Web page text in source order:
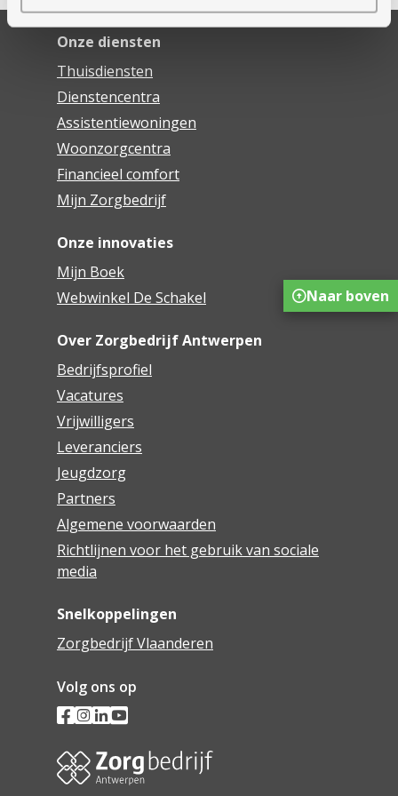
Onze diensten
Thuisdiensten
Dienstencentra
Assistentiewoningen
Woonzorgcentra
Financieel comfort
Mijn Zorgbedrijf
Onze innovaties
Mijn Boek
Webwinkel De Schakel
Over Zorgbedrijf Antwerpen
Bedrijfsprofiel
Vacatures
Vrijwilligers
Leveranciers
Jeugdzorg
Partners
Algemene voorwaarden
Richtlijnen voor het gebruik van sociale
media
Snelkoppelingen
Zorgbedrijf Vlaanderen
Volg ons op
Naar boven